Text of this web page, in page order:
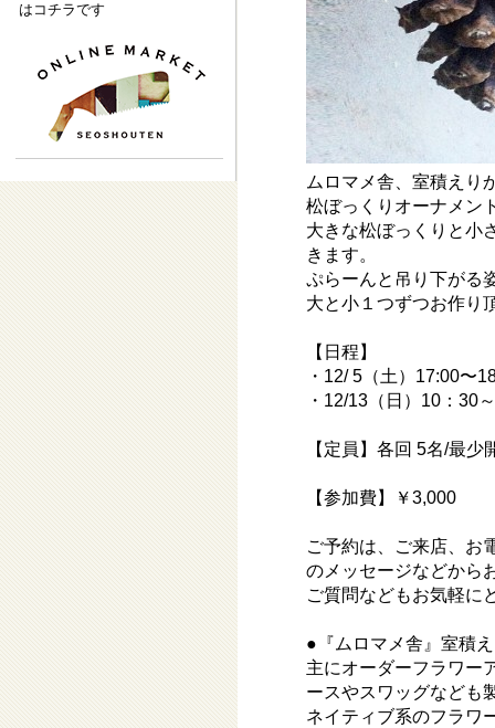
はコチラです
ムロマメ舎、室積えり
松ぼっくりオーナメン
大きな松ぼっくりと小
きます。
ぷらーんと吊り下がる
大と小１つずつお作り
【日程】
・12/ 5（土）17:00〜
・12/13（日）10：30
【定員】各回 5名/最少
【参加費】￥3,000
ご予約は、ご来店、お
のメッセージなどから
ご質問などもお気軽に
●『ムロマメ舎』室積
主にオーダーフラワー
ースやスワッグなども
ネイティブ系のフラワ